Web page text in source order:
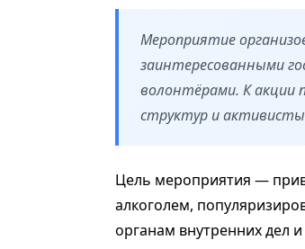
Мероприятие
заинтересованными
волонтёрами. К акции
структур и
Цель мероприятия —
алкоголем,
органам внутренних дел